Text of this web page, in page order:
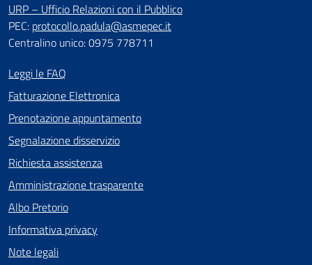
URP – Ufficio Relazioni con il Pubblico
PEC: protocollo.padula@asmepec.it
Centralino unico: 0975 778711
Leggi le FAQ
Fatturazione Elettronica
Prenotazione appuntamento
Segnalazione disservizio
Richiesta assistenza
Amministrazione trasparente
Albo Pretorio
Informativa privacy
Note legali